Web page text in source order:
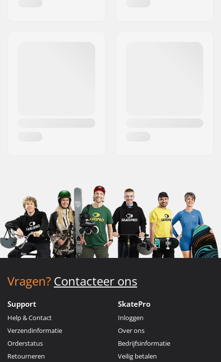
Vragen? Contacteer ons
Support
Help & Contact
Verzendinformatie
Orderstatus
Retourneren
SkatePro
Inloggen
Over ons
Bedrijfsinformatie
Veilig betalen